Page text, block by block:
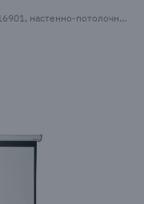
Экран для проектора рулонный Digis DSEP-16901, настенно-потолочный моторизированный, 90" 16:9 206x126 MW, экран, привод (DSEP-16901)